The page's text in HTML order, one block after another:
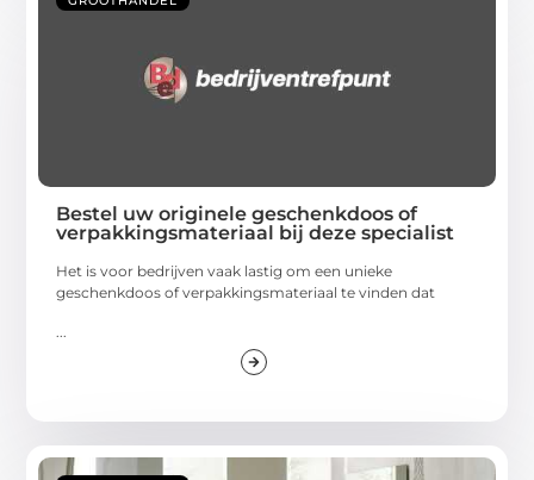
Bestel uw originele geschenkdoos of
verpakkingsmateriaal bij deze specialist
Het is voor bedrijven vaak lastig om een unieke
geschenkdoos of verpakkingsmateriaal te vinden dat